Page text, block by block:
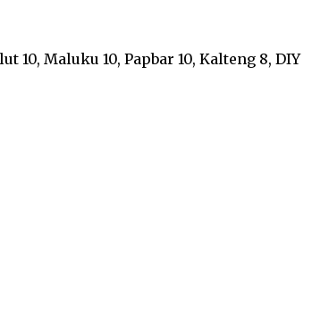
10, Maluku 10, Papbar 10, Kalteng 8, DIY